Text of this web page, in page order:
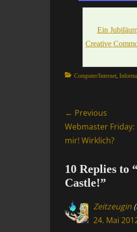
Ein
Creative
Categories
Computer/Internet,
← Previous
Previous
post:
Webmaster
mir! Wirklich?
10 Replies to
Castle!”
Zeitzeugin
24. Mai